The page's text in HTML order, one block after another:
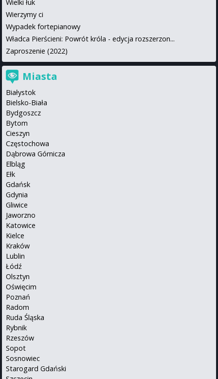
Wielki łuk
Wierzymy ci
Wypadek fortepianowy
Władca Pierścieni: Powrót króla - edycja rozszerzon...
Zaproszenie (2022)
Miasta
Białystok
Bielsko-Biała
Bydgoszcz
Bytom
Cieszyn
Częstochowa
Dąbrowa Górnicza
Elbląg
Ełk
Gdańsk
Gdynia
Gliwice
Jaworzno
Katowice
Kielce
Kraków
Lublin
Łódź
Olsztyn
Oświęcim
Poznań
Radom
Ruda Śląska
Rybnik
Rzeszów
Sopot
Sosnowiec
Starogard Gdański